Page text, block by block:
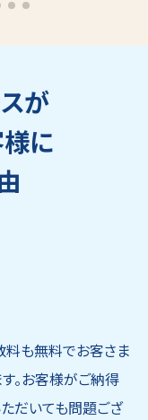
が
に
料も無料でお客さま
。お客様がご納得
だいても問題ござ